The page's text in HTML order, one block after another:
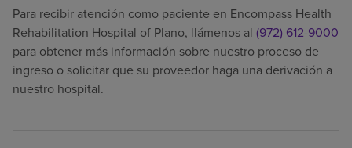
Para recibir atención como paciente en Encompass Health
Rehabilitation Hospital of Plano, llámenos al (972) 612-9000
para obtener más información sobre nuestro proceso de
ingreso o solicitar que su proveedor haga una derivación a
nuestro hospital.